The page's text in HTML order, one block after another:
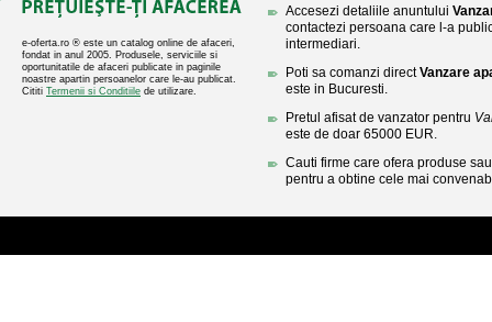
e-oferta.ro ® este un catalog online de afaceri,
fondat in anul 2005. Produsele, serviciile si
oportunitatile de afaceri publicate in paginile
noastre apartin persoanelor care le-au publicat.
Cititi Termenii si Conditiile de utilizare.
Accesezi detaliile anuntului
contactezi persoana care l-a
intermediari.
Poti sa comanzi directVanzare
este in Bucuresti.
Pretul afisat de vanzator pentru
este de doar 65000 EUR.
Cauti firme care ofera produse
pentru a obtine cele mai